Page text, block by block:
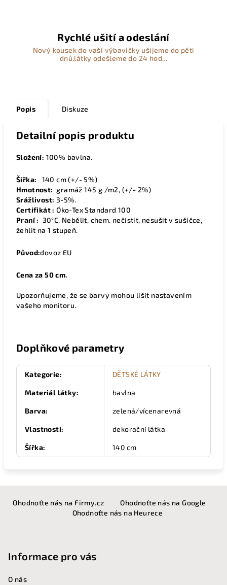
Rychlé ušití a odeslání
Nový kousek do vaší výbavičky ušijeme do pěti
dnů,látky odešleme do 24 hod...
Popis Diskuze
Detailní popis produktu
Složení: 100% bavlna.
Šířka: 140 cm (+/- 5%)
Hmotnost: gramáž 145 g /m2, (+/- 2%)
Srážlivost: 3-5%.
Certifikát : Öko-Tex Standard 100
Praní : 30°C. Nebělit, chem. nečistit, nesušit v sušičce,
žehlit na 1 stupeň.
Původ:dovoz EU
Cena za 50 cm.
Upozorňujeme, že se barvy mohou lišit nastavením
vašeho monitoru.
Doplňkové parametry
Kategorie: DĚTSKÉ LÁTKY
Materiál látky: bavlna
Barva: zelená/vícenarevná
Vlastnosti: dekorační látka
Šířka: 140 cm
Ohodnoťte nás na Firmy.cz
Ohodnoťte nás na Google
Ohodnoťte nás na Heurece
Informace pro vás
O nás